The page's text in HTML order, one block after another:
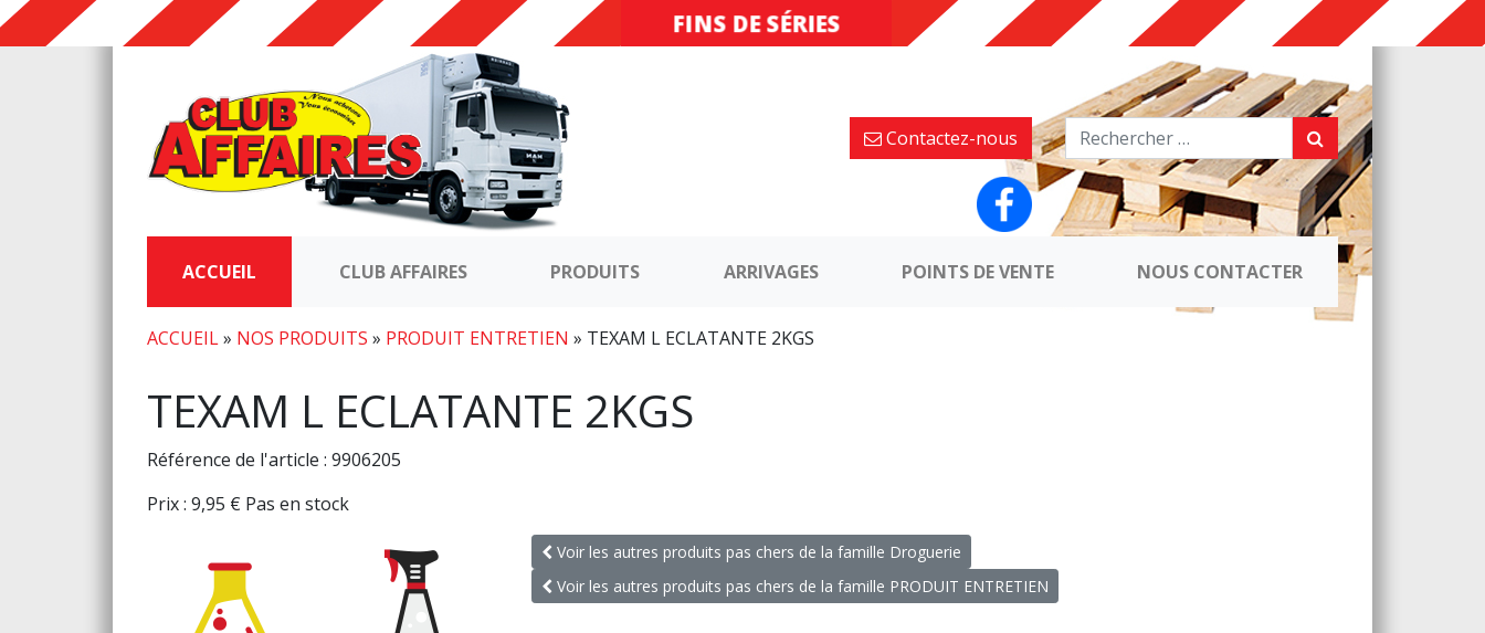
DESTOCKAGE
FINS DE SÉRIES
Contactez-nous
ACCUEIL CLUB AFFAIRES PRODUITS ARRIVAGES POINTS DE VENTE NOUS CONTACTER
ACCUEIL» NOS PRODUITS » PRODUIT ENTRETIEN » TEXAM L ECLATANTE 2KGS
TEXAM L ECLATANTE 2KGS
Référence de l'article : 9906205
Prix : 9,95 € Pas en stock
Voir les autres produits pas chers de la famille Droguerie
Voir les autres produits pas chers de la famille PRODUIT ENTRETIEN